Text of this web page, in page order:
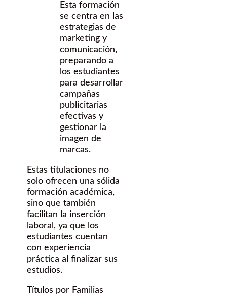
Esta formación
se centra en las
estrategias de
marketing y
comunicación,
preparando a
los estudiantes
para desarrollar
campañas
publicitarias
efectivas y
gestionar la
imagen de
marcas.
Estas titulaciones no
solo ofrecen una sólida
formación académica,
sino que también
facilitan la inserción
laboral, ya que los
estudiantes cuentan
con experiencia
práctica al finalizar sus
estudios.
Títulos por Familias